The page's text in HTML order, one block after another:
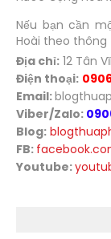
Nếu bạn cần
Hoài theo thông
Địa chỉ: 12 Tân
Điện thoại: 0906
Email:
Viber/Zalo:
Blog:
FB:
Youtube: